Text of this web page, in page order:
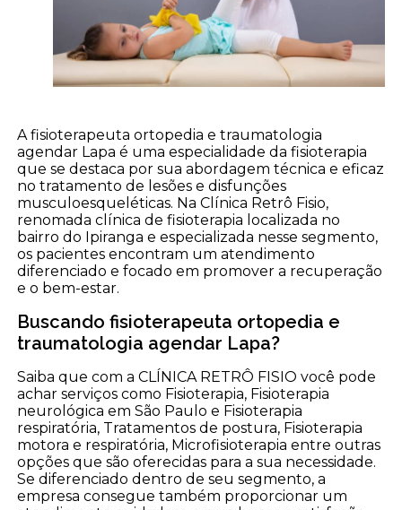
A fisioterapeuta ortopedia e traumatologia
agendar Lapa é uma especialidade da fisioterapia
que se destaca por sua abordagem técnica e eficaz
no tratamento de lesões e disfunções
musculoesqueléticas. Na Clínica Retrô Fisio,
renomada clínica de fisioterapia localizada no
bairro do Ipiranga e especializada nesse segmento,
os pacientes encontram um atendimento
diferenciado e focado em promover a recuperação
e o bem-estar.
Buscando fisioterapeuta ortopedia e
traumatologia agendar Lapa?
Saiba que com a CLÍNICA RETRÔ FISIO você pode
achar serviços como Fisioterapia, Fisioterapia
neurológica em São Paulo e Fisioterapia
respiratória, Tratamentos de postura, Fisioterapia
motora e respiratória, Microfisioterapia entre outras
opções que são oferecidas para a sua necessidade.
Se diferenciado dentro de seu segmento, a
empresa consegue também proporcionar um